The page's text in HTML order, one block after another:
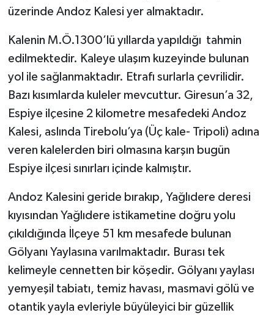
üzerinde Andoz Kalesi yer almaktadır.
Kalenin M.Ö.1300’lü yıllarda yapıldığı tahmin
edilmektedir. Kaleye ulaşım kuzeyinde bulunan
yol ile sağlanmaktadır. Etrafı surlarla çevrilidir.
Bazı kısımlarda kuleler mevcuttur. Giresun’a 32,
Espiye ilçesine 2 kilometre mesafedeki Andoz
Kalesi, aslında Tirebolu’ya (Üç kale- Tripoli) adına
veren kalelerden biri olmasına karşın bugün
Espiye ilçesi sınırları içinde kalmıştır.
Andoz Kalesini geride bırakıp, Yağlıdere deresi
kıyısından Yağlıdere istikametine doğru yolu
çıkıldığında İlçeye 51 km mesafede bulunan
Gölyanı Yaylasına varılmaktadır. Burası tek
kelimeyle cennetten bir köşedir. Gölyanı yaylası
yemyeşil tabiatı, temiz havası, masmavi gölü ve
otantik yayla evleriyle büyüleyici bir güzellik